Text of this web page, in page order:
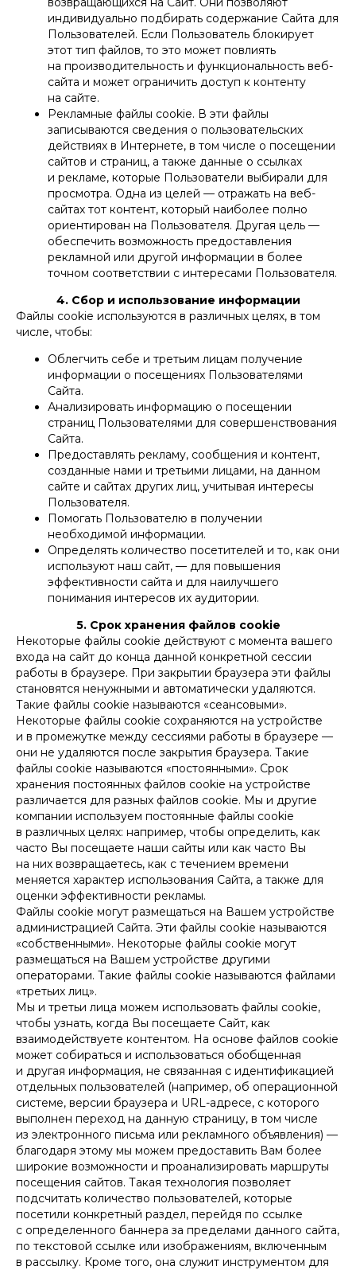
индивидуально подбирать содержание Сайта для
Пользователей. Если Пользователь блокирует
этот тип файлов, то это может повлиять
на производительность и функциональность веб-
сайта и может ограничить доступ к контенту
на сайте.
Рекламные файлы cookie. В эти файлы
записываются сведения о пользовательских
действиях в Интернете, в том числе о посещении
сайтов и страниц, а также данные о ссылках
и рекламе, которые Пользователи выбирали для
просмотра. Одна из целей — отражать на веб-
сайтах тот контент, который наиболее полно
ориентирован на Пользователя. Другая цель —
обеспечить возможность предоставления
рекламной или другой информации в более
точном соответствии с интересами Пользователя.
4. Сбор и использование информации
Файлы cookie используются в различных целях, в том
числе, чтобы:
Облегчить себе и третьим лицам получение
информации о посещениях Пользователями
Сайта.
Анализировать информацию о посещении
страниц Пользователями для совершенствования
Сайта.
Предоставлять рекламу, сообщения и контент,
созданные нами и третьими лицами, на данном
сайте и сайтах других лиц, учитывая интересы
Пользователя.
Помогать Пользователю в получении
необходимой информации.
Определять количество посетителей и то, как они
используют наш сайт, — для повышения
эффективности сайта и для наилучшего
понимания интересов их аудитории.
5. Срок хранения файлов cookie
Некоторые файлы cookie действуют с момента вашего
входа на сайт до конца данной конкретной сессии
работы в браузере. При закрытии браузера эти файлы
становятся ненужными и автоматически удаляются.
Такие файлы cookie называются «сеансовыми».
Некоторые файлы cookie сохраняются на устройстве
и в промежутке между сессиями работы в браузере —
они не удаляются после закрытия браузера. Такие
файлы cookie называются «постоянными». Срок
хранения постоянных файлов cookie на устройстве
различается для разных файлов cookie. Мы и другие
компании используем постоянные файлы cookie
в различных целях: например, чтобы определить, как
часто Вы посещаете наши сайты или как часто Вы
на них возвращаетесь, как с течением времени
меняется характер использования Сайта, а также для
оценки эффективности рекламы.
Файлы cookie могут размещаться на Вашем устройстве
администрацией Сайта. Эти файлы cookie называются
«собственными». Некоторые файлы cookie могут
размещаться на Вашем устройстве другими
операторами. Такие файлы cookie называются файлами
«третьих лиц».
Мы и третьи лица можем использовать файлы cookie,
чтобы узнать, когда Вы посещаете Сайт, как
взаимодействуете контентом. На основе файлов cookie
может собираться и использоваться обобщенная
и другая информация, не связанная с идентификацией
отдельных пользователей (например, об операционной
системе, версии браузера и URL-адресе, с которого
выполнен переход на данную страницу, в том числе
из электронного письма или рекламного объявления) —
благодаря этому мы можем предоставить Вам более
широкие возможности и проанализировать маршруты
посещения сайтов. Такая технология позволяет
подсчитать количество пользователей, которые
посетили конкретный раздел, перейдя по ссылке
с определенного баннера за пределами данного сайта,
по текстовой ссылке или изображениям, включенным
в рассылку. Кроме того, она служит инструментом для